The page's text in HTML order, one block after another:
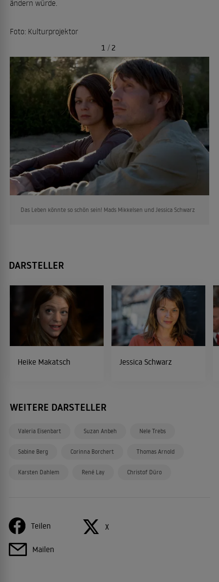
ändern würde.
Foto: Kulturprojektor
Das Leben könnte so schön sein! Mads Mikkelsen und Jessica Schwarz
1 / 2
DARSTELLER
Heike Makatsch Jessica Schwarz
WEITERE DARSTELLER
Valeria Eisenbart Suzan Anbeh Nele Trebs
Sabine Berg Corinna Borchert Thomas Arnold
Karsten Dahlem René Lay Christof Düro
Teilen X
Mailen